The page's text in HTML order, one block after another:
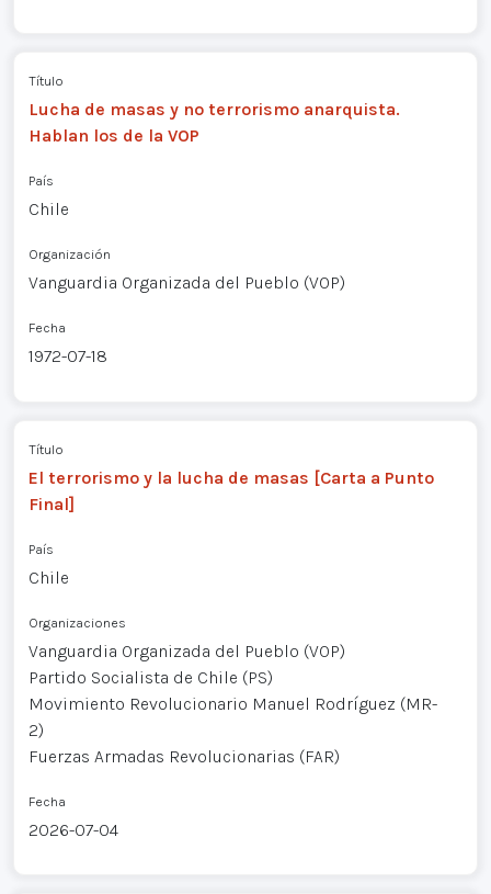
Título
Lucha de masas y no terrorismo anarquista.
Hablan los de la VOP
País
Chile
Organización
Vanguardia Organizada del Pueblo (VOP)
Fecha
1972-07-18
Título
El terrorismo y la lucha de masas [Carta a Punto
Final]
País
Chile
Organizaciones
Vanguardia Organizada del Pueblo (VOP)
Partido Socialista de Chile (PS)
Movimiento Revolucionario Manuel Rodríguez (MR-
2)
Fuerzas Armadas Revolucionarias (FAR)
Fecha
2026-07-04